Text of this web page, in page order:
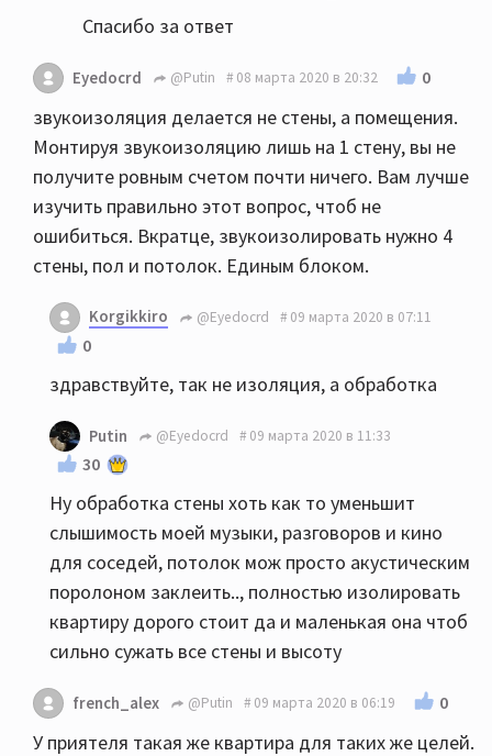
Спасибо за ответ
Eyedocrd @Putin 08 марта 2020 в 20:32 0
звукоизоляция делается не стены, а помещения.
Монтируя звукоизоляцию лишь на 1 стену, вы не
получите ровным счетом почти ничего. Вам лучше
изучить правильно этот вопрос, чтоб не
ошибиться. Вкратце, звукоизолировать нужно 4
стены, пол и потолок. Единым блоком.
Korgikkiro @Eyedocrd 09 марта 2020 в 07:11
0
здравствуйте, так не изоляция, а обработка
Putin @Eyedocrd 09 марта 2020 в 11:33
30
Ну обработка стены хоть как то уменьшит
слышимость моей музыки, разговоров и кино
для соседей, потолок мож просто акустическим
поролоном заклеить.., полностью изолировать
квартиру дорого стоит да и маленькая она чтоб
сильно сужать все стены и высоту
french_alex @Putin 09 марта 2020 в 06:19 0
У приятеля такая же квартира для таких же целей.